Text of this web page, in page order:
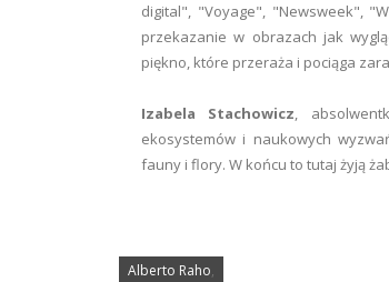
Alberto Raho,
digital", "Voyage", "Newsweek",
przekazanie w obrazach jak
piękno, które przeraża i pociąga
Izabela Stachowicz,
ekosystemów i naukowych
fauny i flory. W końcu to tutaj żyją